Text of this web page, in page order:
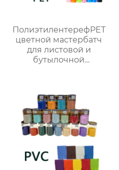
ПолиэтилентерефPET
цветной мастербатч
для листовой и
бутылочной